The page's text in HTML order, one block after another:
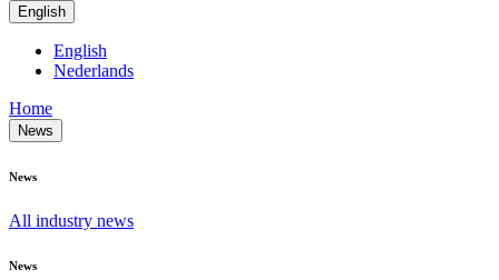
English
English
Nederlands
Home
News
News
All industry news
News